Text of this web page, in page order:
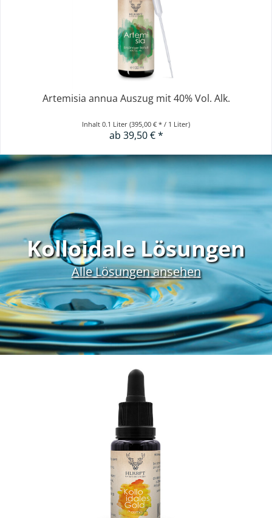
Kolloidale Lösungen
Alle Lösungen ansehen
Artemisia annua Auszug mit 40% Vol. Alk.
Inhalt 0.1 Liter (395,00 € * / 1 Liter)
ab 39,50 € *